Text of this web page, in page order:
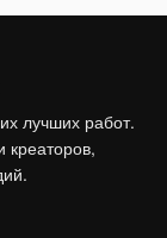
лучших работ.
креаторов,